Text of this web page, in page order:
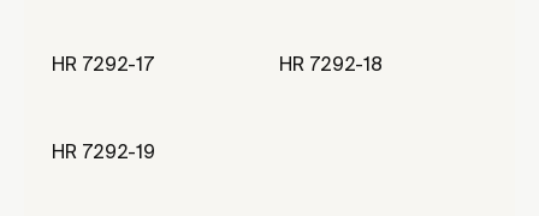
HR 7292-17 HR 7292-18
HR 7292-19